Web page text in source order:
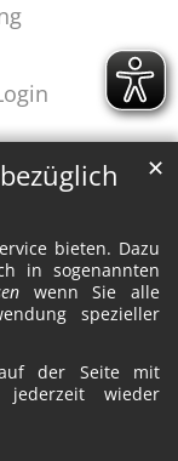
bieten. Dazu
in sogenannten
wenn Sie alle
spezieller
auf der Seite mit
wieder
✕